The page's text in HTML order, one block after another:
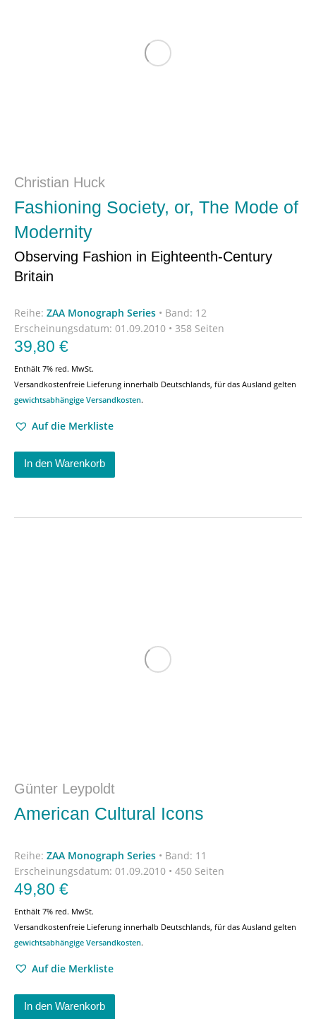
Christian Huck
Fashioning Society, or, The Mode of
Modernity
Observing Fashion in Eighteenth-Century
Britain
Reihe: ZAA Monograph Series • Band: 12
Erscheinungsdatum: 01.09.2010 • 358 Seiten
39,80 €
Enthält 7% red. MwSt.
Versandkostenfreie Lieferung innerhalb Deutschlands, für das Ausland gelten
gewichtsabhängige Versandkosten.
Auf die Merkliste
In den Warenkorb
Günter Leypoldt
American Cultural Icons
Reihe: ZAA Monograph Series • Band: 11
Erscheinungsdatum: 01.09.2010 • 450 Seiten
49,80 €
Enthält 7% red. MwSt.
Versandkostenfreie Lieferung innerhalb Deutschlands, für das Ausland gelten
gewichtsabhängige Versandkosten.
Auf die Merkliste
In den Warenkorb